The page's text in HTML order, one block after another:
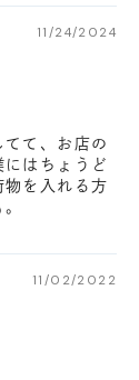
きの場合がご
る場合がござ
直接お問い
11/24/2024
て、お店の
はちょうど
を入れる方
11/02/2022